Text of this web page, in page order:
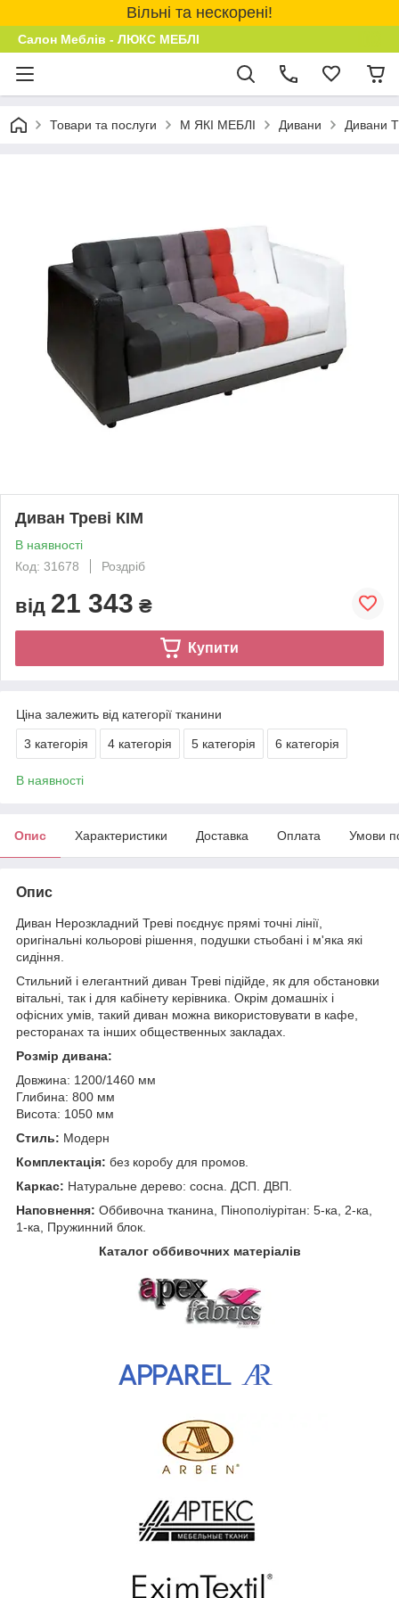
Вільні та нескорені!
Салон Меблів - ЛЮКС МЕБЛІ
Товари та послуги М ЯКІ МЕБЛІ Дивани Дивани
Диван Треві КІМ
В наявності
Код: 31678
Роздріб
від 21 343 ₴
Купити
Ціна залежить від категорії тканини
3 категорія 4 категорія 5 категорія 6 категорія
В наявності
Опис Характеристики Доставка Оплата Умови
Опис
Диван Нерозкладний Треві поєднує прямі точні лінії,
оригінальні кольорові рішення, подушки стьобані і м'яка які
сидіння.
Стильний і елегантний диван Треві підійде, як для обстановки
вітальні, так і для кабінету керівника. Окрім домашніх і
офісних умів, такий диван можна використовувати в кафе,
ресторанах та інших общественных закладах.
Розмір дивана:
Довжина: 1200/1460 мм
Глибина: 800 мм
Висота: 1050 мм
Стиль: Модерн
Комплектація: без коробу для промов.
Каркас: Натуральне дерево: сосна. ДСП. ДВП.
Наповнення: Оббивочна тканина, Пінополіурітан: 5-ка, 2-ка,
1-ка, Пружинний блок.
Каталог оббивочних матеріалів